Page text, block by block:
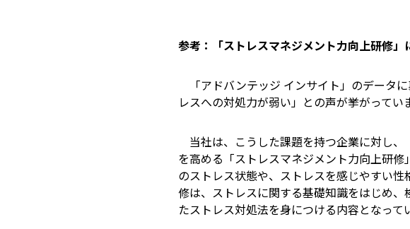
参考：「ストレスマネジメント力向上研修
「アドバンテッジ インサイト」のデータ
レスへの対処力が弱い」との声が挙がってい
当社は、こうした課題を持つ企業に対し、
を高める「ストレスマネジメント力向上研
のストレス状態や、ストレスを感じやすい
修は、ストレスに関する基礎知識をはじめ
たストレス対処法を身につける内容となって